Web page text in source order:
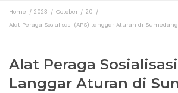
Home 2023 October
20
Alat Peraga Sosialisasi (APS) Langgar Aturan di
Alat Peraga Sosialisasi
Langgar Aturan di